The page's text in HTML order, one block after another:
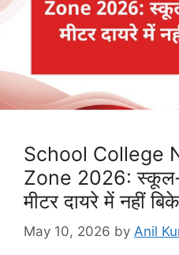
School College
Zone 2026:
मीटर दायरे में नहीं
May 10, 2026 by Anil